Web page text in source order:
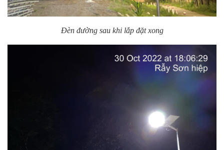
Đèn đường sau khi lắp đặt xong